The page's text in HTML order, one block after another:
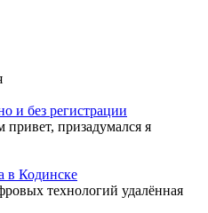
и без регистрации
призадумался я
в Кодинске
технологий удалённая